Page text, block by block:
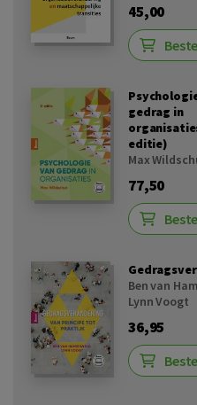
45,00
gedrag in
editie)
Max
77,50
Ben van
Lynn Voogt
36,95